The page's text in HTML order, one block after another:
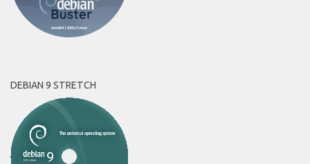
DEBIAN 9 STRETCH